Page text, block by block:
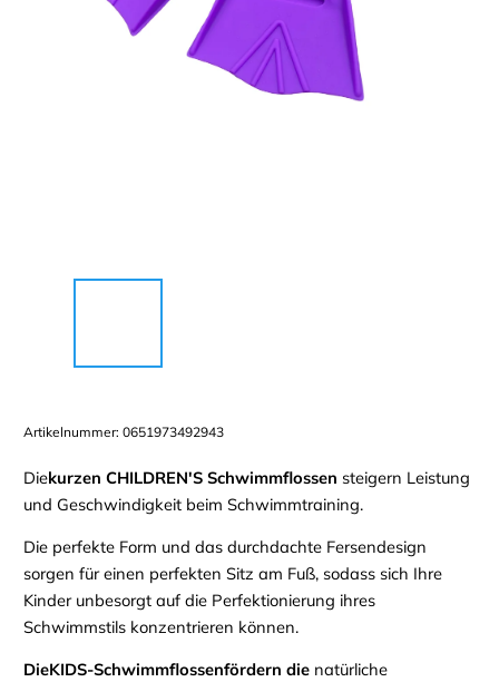
Artikelnummer: 0651973492943
Diekurzen CHILDREN'S Schwimmflossen steigern Leistung
und Geschwindigkeit beim Schwimmtraining.
Die perfekte Form und das durchdachte Fersendesign
sorgen für einen perfekten Sitz am Fuß, sodass sich Ihre
Kinder unbesorgt auf die Perfektionierung ihres
Schwimmstils konzentrieren können.
DieKIDS-Schwimmflossenfördern die natürliche